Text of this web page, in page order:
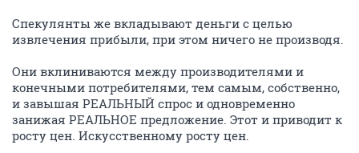
Спекулянты же вкладывают деньги с целью
извлечения прибыли, при этом ничего не производя.
Они вклиниваются между производителями и
конечными потребителями, тем самым, собственно,
и завышая РЕАЛЬНЫЙ спрос и одновременно
занижая РЕАЛЬНОЕ предложение. Этот и приводит к
росту цен. Искусственному росту цен.